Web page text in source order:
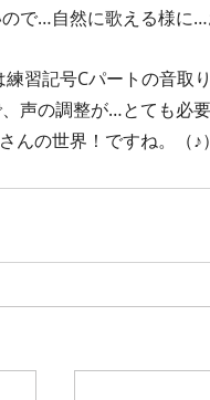
で…自然に歌える様に
声の調整が…とても必
んの世界！ですね。（♪